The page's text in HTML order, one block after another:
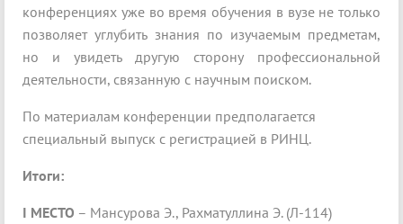
конференциях уже во время обучения в вузе не только
позволяет углубить знания по изучаемым предметам,
но и увидеть другую сторону профессиональной
деятельности, связанную с научным поиском.
По материалам конференции предполагается
специальный выпуск с регистрацией в РИНЦ.
Итоги:
I МЕСТО – Мансурова Э., Рахматуллина Э. (Л-114)